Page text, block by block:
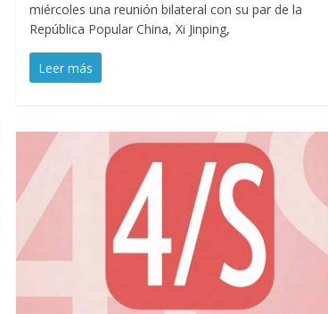
miércoles una reunión bilateral con su par de la
República Popular China, Xi Jinping,
Leer más